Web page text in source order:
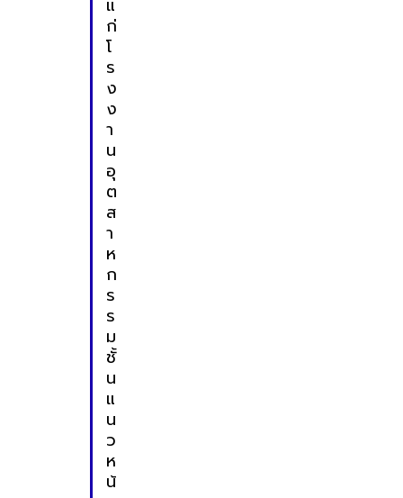
แ
ก่
โ
ร
ง
ง
า
น
อุ
ต
ส
า
ห
ก
ร
ร
ม
ชั้
น
แ
น
ว
ห
น้